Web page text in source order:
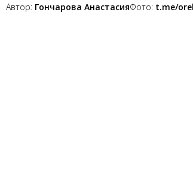
Автор: Гончарова АнастасияФото: t.me/